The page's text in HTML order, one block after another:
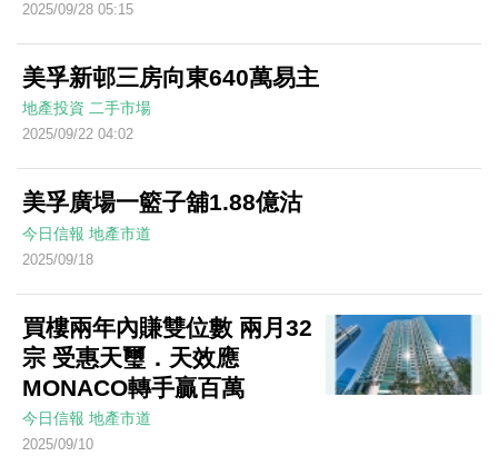
2025/09/28 05:15
美孚新邨三房向東640萬易主
地產投資 二手市場
2025/09/22 04:02
美孚廣場一籃子舖1.88億沽
今日信報 地產市道
2025/09/18
買樓兩年內賺雙位數 兩月32
宗 受惠天璽．天效應
MONACO轉手贏百萬
今日信報 地產市道
2025/09/10